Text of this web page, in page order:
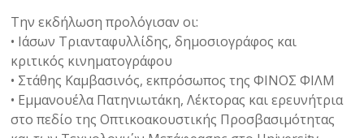
Την εκδήλωση προλόγισαν οι:
• Ιάσων Τριανταφυλλίδης, δημοσιογράφος και
κριτικός κινηματογράφου
• Στάθης Καμβασινός, εκπρόσωπος της ΦΙΝΟΣ ΦΙΛΜ
• Εμμανουέλα Πατηνιωτάκη, Λέκτορας και ερευνήτρια
στο πεδίο της Οπτικοακουστικής Προσβασιμότητας